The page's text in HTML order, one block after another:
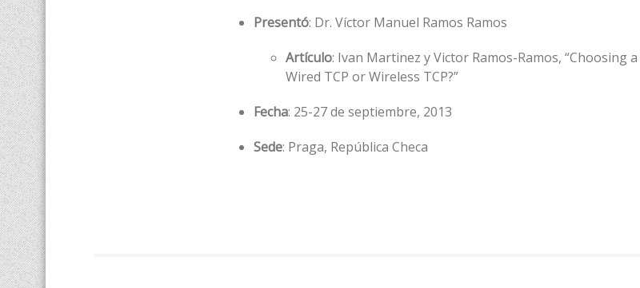
Presentó: Dr. Ví­ctor Manuel Ramos Ramos
Artículo: Ivan Martinez y Victor Ramos-Ramos, “Choosing
Wired TCP or Wireless TCP?”
Fecha: 25-27 de septiembre, 2013
Sede: Praga, República Checa